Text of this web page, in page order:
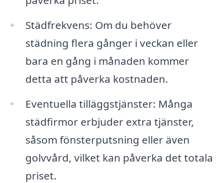
Städfrekvens: Om du behöver
städning flera gånger i veckan eller
bara en gång i månaden kommer
detta att påverka kostnaden.
Eventuella tilläggstjänster: Många
städfirmor erbjuder extra tjänster,
såsom fönsterputsning eller även
golvvård, vilket kan påverka det totala
priset.